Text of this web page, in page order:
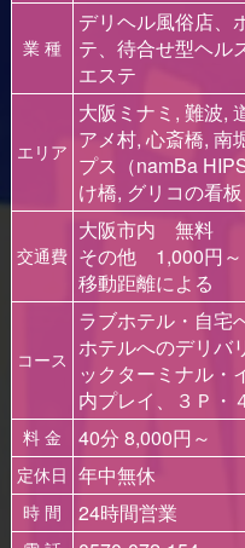
業 種
デリヘル風俗店、
テ、待合せ型ヘル
エステ
エリア
大阪ミナミ, 難波,
アメ村, 心斎橋, 南
プス（namBa
け橋, グリコの看板
交通費
大阪市内 無料
その他 1,000円～
移動距離による
コース
ラブホテル・自宅
ホテルへのデリバ
ックターミナル・
内プレイ、３Ｐ・
料 金 40分 8,000円～
定休日 年中無休
時 間 24時間営業